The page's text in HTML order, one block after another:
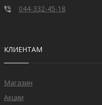
044-332-45-18
КЛИЕНТАМ
Магазин
Акции